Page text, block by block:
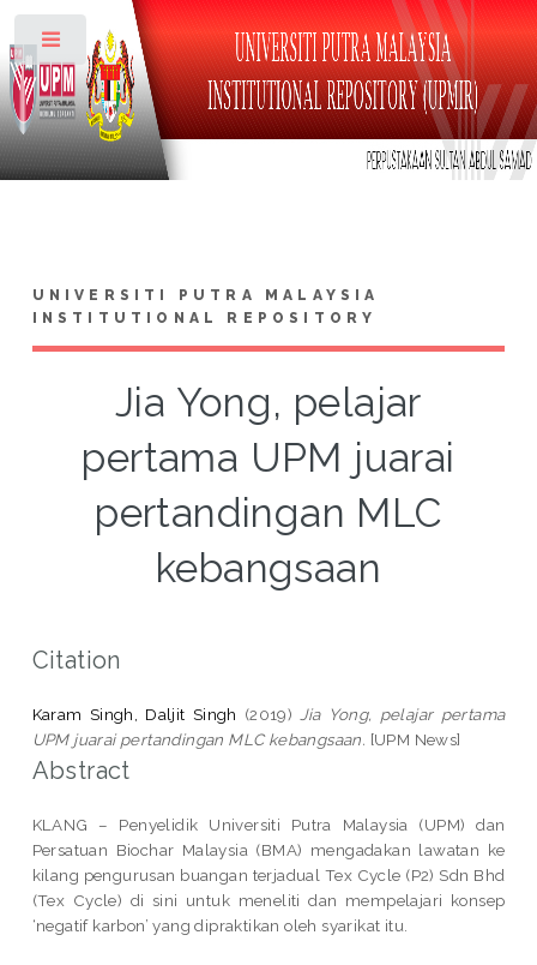
UNIVERSITI PUTRA MALAYSIA
INSTITUTIONAL REPOSITORY
Jia Yong, pelajar
pertama UPM juarai
pertandingan MLC
kebangsaan
Citation
Karam Singh, Daljit Singh (2019)
Jia Yong, pelajar pertama
UPM juarai pertandingan MLC kebangsaan. [UPM News]
Abstract
KLANG – Penyelidik Universiti Putra Malaysia (UPM) dan
Persatuan Biochar Malaysia (BMA) mengadakan lawatan ke
kilang pengurusan buangan terjadual Tex Cycle (P2) Sdn Bhd
(Tex Cycle) di sini untuk meneliti dan mempelajari konsep
‘negatif karbon’ yang dipraktikan oleh syarikat itu.
Toggle